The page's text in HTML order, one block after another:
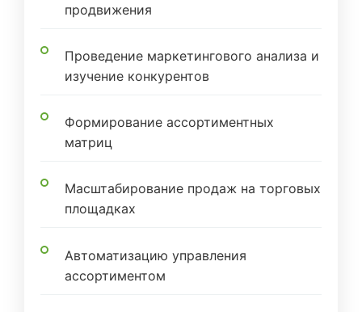
продвижения
Проведение маркетингового анализа и
изучение конкурентов
Формирование ассортиментных
матриц
Масштабирование продаж на торговых
площадках
Автоматизацию управления
ассортиментом